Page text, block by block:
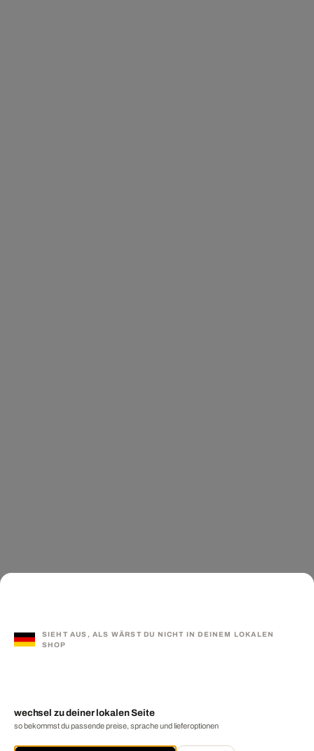
SIEHT AUS, ALS WÄRST DU NICHT IN DEINEM LOKALEN
SHOP
wechsel zu deiner lokalen Seite
so bekommst du passende preise, sprache und lieferoptionen